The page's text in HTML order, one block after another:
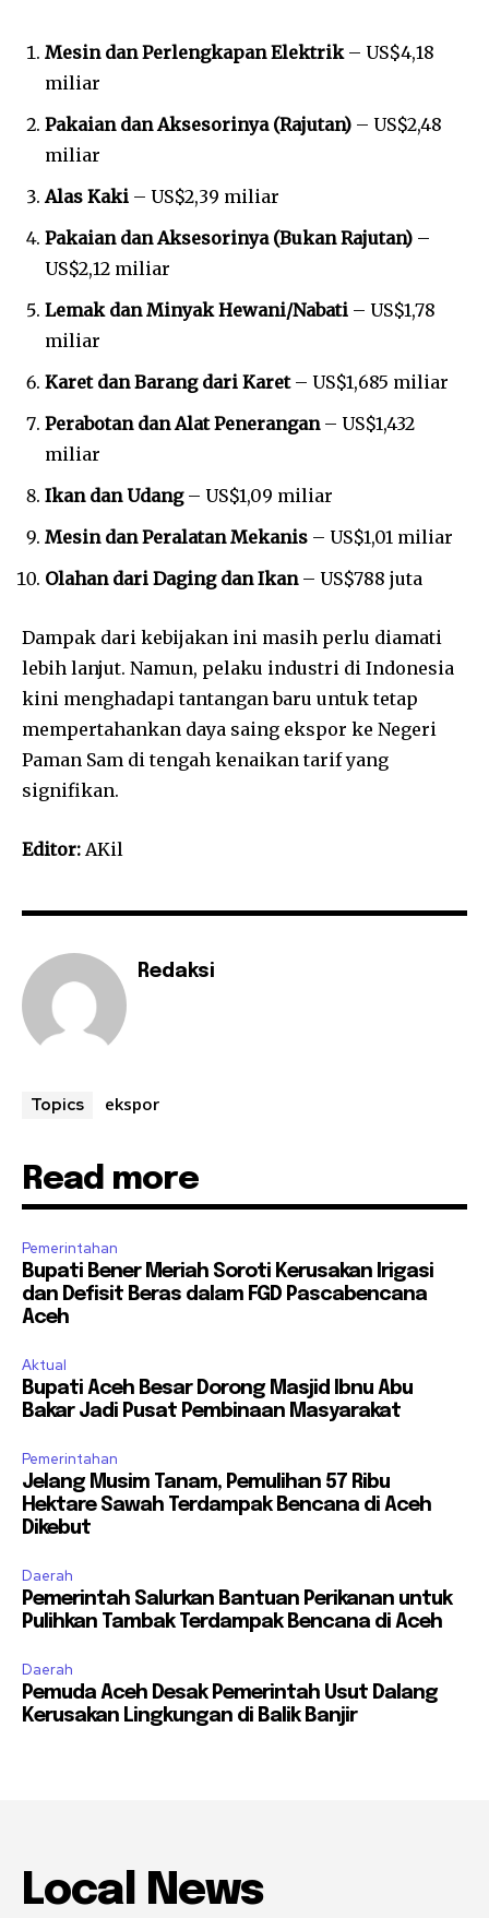
Mesin dan Perlengkapan Elektrik– US$4,18
miliar
Pakaian dan Aksesorinya (Rajutan) – US$2,48
miliar
Alas Kaki – US$2,39 miliar
Pakaian dan Aksesorinya (Bukan Rajutan) –
US$2,12 miliar
Lemak dan Minyak Hewani/Nabati – US$1,78
miliar
Karet dan Barang dari Karet– US$1,685 miliar
Perabotan dan Alat Penerangan– US$1,432
miliar
Ikan dan Udang– US$1,09 miliar
Mesin dan Peralatan Mekanis – US$1,01 miliar
Olahan dari Daging dan Ikan– US$788 juta
Dampak dari kebijakan ini masih perlu diamati
lebih lanjut. Namun, pelaku industri di Indonesia
kini menghadapi tantangan baru untuk tetap
mempertahankan daya saing ekspor ke Negeri
Paman Sam di tengah kenaikan tarif yang
signifikan.
Editor: AKil
Redaksi
Topics ekspor
Read more
Pemerintahan
Bupati Bener Meriah Soroti Kerusakan Irigasi
dan Defisit Beras dalam FGD Pascabencana
Aceh
Aktual
Bupati Aceh Besar Dorong Masjid Ibnu Abu
Bakar Jadi Pusat Pembinaan Masyarakat
Pemerintahan
Jelang Musim Tanam, Pemulihan 57 Ribu
Hektare Sawah Terdampak Bencana di Aceh
Dikebut
Daerah
Pemerintah Salurkan Bantuan Perikanan untuk
Pulihkan Tambak Terdampak Bencana di Aceh
Daerah
Pemuda Aceh Desak Pemerintah Usut Dalang
Kerusakan Lingkungan di Balik Banjir
Local News